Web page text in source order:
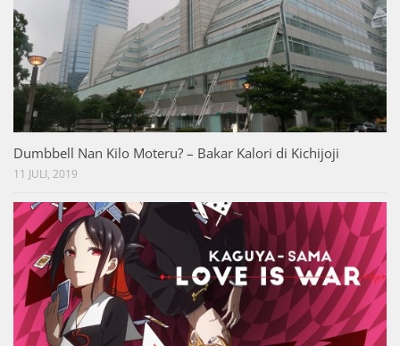
Dumbbell Nan Kilo Moteru? – Bakar Kalori di Kichijoji
11 JULI, 2019